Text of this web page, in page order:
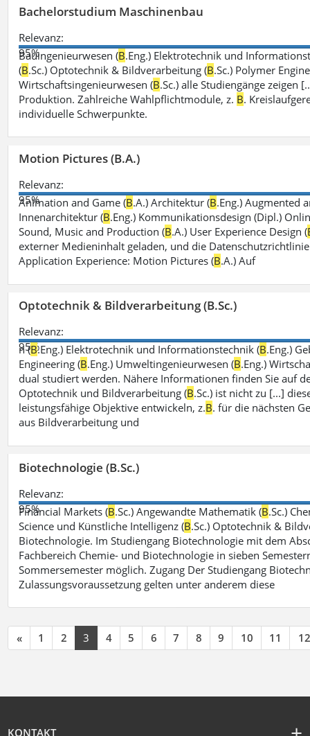
Bachelorstudium Maschinenbau
Relevanz:
95%
Bauingenieurwesen (B.Eng.) Elektrotechnik und
(B.Sc.) Optotechnik & Bildverarbeitung (B.Sc.) Polymer
Wirtschaftsingenieurwesen (B.Sc.) alle Studiengänge
Produktion. Zahlreiche Wahlpflichtmodule, z. B.
individuelle Schwerpunkte.
Motion Pictures (B.A.)
Relevanz:
95%
Animation and Game (B.A.) Architektur (B.Eng.) Augmented
Innenarchitektur (B.Eng.) Kommunikationsdesign (Dipl.)
Sound, Music and Production (B.A.) User Experience Design (
externer Medieninhalt geladen, und die
Application Experience: Motion Pictures (B.A.) Auf
Optotechnik & Bildverarbeitung (B.Sc.)
Relevanz:
95%
n (B.Eng.) Elektrotechnik und Informationstechnik (B.Eng.)
Engineering (B.Eng.) Umweltingenieurwesen (B.Eng.)
dual studiert werden. Nähere Informationen finden Sie auf
Optotechnik und Bildverarbeitung (B.Sc.) ist nicht zu [...]
leistungsfähige Objektive entwickeln, z.B. für die nächsten
aus Bildverarbeitung und
Biotechnologie (B.Sc.)
Relevanz:
95%
Financial Markets (B.Sc.) Angewandte Mathematik (B.Sc.)
Science und Künstliche Intelligenz (B.Sc.) Optotechnik &
Biotechnologie. Im Studiengang Biotechnologie mit dem
Fachbereich Chemie- und Biotechnologie in sieben
Sommersemester möglich. Zugang Der Studiengang
Zulassungsvoraussetzung gelten unter anderem diese
« 1 2 3 4 5 6 7 8 9 10 11 12
KONTAKT